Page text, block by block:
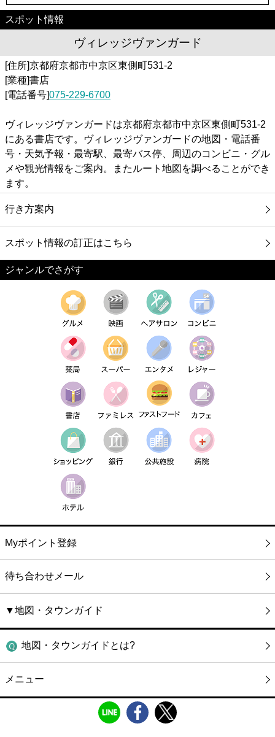
スポット情報
ヴィレッジヴァンガード
[住所]京都府京都市中京区東側町531-2
[業種]書店
[電話番号]075-229-6700
ヴィレッジヴァンガードは京都府京都市中京区東側町531-2
にある書店です。ヴィレッジヴァンガードの地図・電話番
号・天気予報・最寄駅、最寄バス停、周辺のコンビニ・グル
メや観光情報をご案内。またルート地図を調べることができ
ます。
行き方案内
スポット情報の訂正はこちら
ジャンルでさがす
Myポイント登録
待ち合わせメール
▼地図・タウンガイド
地図・タウンガイドとは?
メニュー